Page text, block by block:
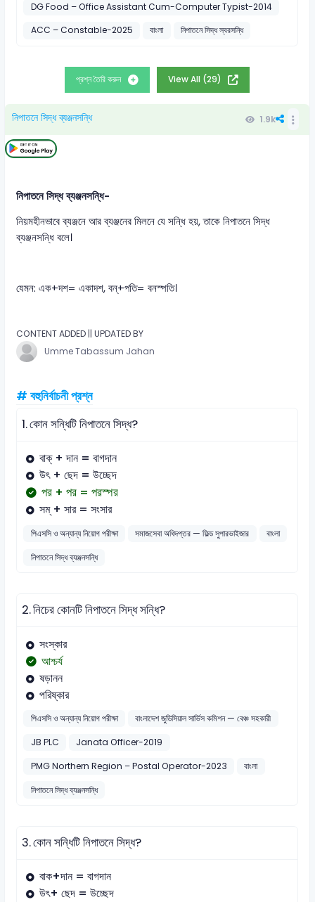
DG Food – Office Assistant Cum-Computer Typist-2014
ACC – Constable-2025
বাংলা নিপাতনে সিদ্ধ স্বরসন্ধি
প্রশ্ন তৈরি করুন View All (29)
নিপাতনে সিদ্ধ ব্যঞ্জনসন্ধি 1.9k
নিপাতনে সিদ্ধ ব্যঞ্জনসন্ধি-
নিয়মহীনভাবে ব্যঞ্জনে আর ব্যঞ্জনের মিলনে যে সন্ধি হয়, তাকে নিপাতনে সিদ্ধ
ব্যঞ্জনসন্ধি বলে।
যেমন: এক+দশ= একাদশ, বন্+পতি= বনস্পতি।
CONTENT ADDED || UPDATED BY
Umme Tabassum Jahan
# বহুনির্বাচনী প্রশ্ন
1.কোন সন্ধিটি নিপাতনে সিদ্ধ?
বাক্ + দান = বাগদান
উৎ + ছেদ = উচ্ছেদ
পর + পর = পরস্পর
সম্ + সার = সংসার
পিএসসি ও অন্যান্য নিয়োগ পরীক্ষা সমাজসেবা অধিদপ্তর — ফিল্ড সুপারভাইজার
বাংলা
নিপাতনে সিদ্ধ ব্যঞ্জনসন্ধি
2.নিচের কোনটি নিপাতনে সিদ্ধ সন্ধি?
সংস্কার
আশ্চর্য
ষড়ানন
পরিষ্কার
পিএসসি ও অন্যান্য নিয়োগ পরীক্ষা
বাংলাদেশ জুডিসিয়াল সার্ভিস কমিশন — বেঞ্চ সহকারী
JB PLC
Janata Officer-2019
PMG Northern Region – Postal Operator-2023
বাংলা
নিপাতনে সিদ্ধ ব্যঞ্জনসন্ধি
3.কোন সন্ধিটি নিপাতনে সিদ্ধ?
বাক+দান = বাগদান
উৎ+ ছেদ = উচ্ছেদ